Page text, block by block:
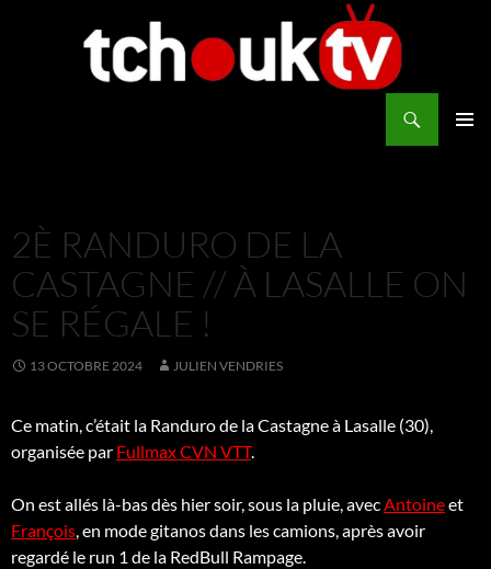
2È RANDURO DE LA
CASTAGNE // À LASALLE ON
SE RÉGALE !
13 OCTOBRE 2024 JULIEN VENDRIES
Ce matin, c’était la Randuro de la Castagne à Lasalle (30),
organisée par Fullmax CVN VTT.
On est allés là-bas dès hier soir, sous la pluie, avecAntoineet
François, en mode gitanos dans les camions, après avoir
regardé le run 1 de la RedBull Rampage.